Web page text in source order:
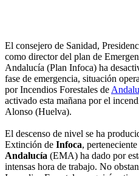
El consejero de Sanidad,
como director del plan de
Andalucía (Plan Infoca) ha
fase de emergencia, situación
por Incendios Forestales de
activado esta mañana por el
Alonso (Huelva).
El descenso de nivel se ha
Extinción de Infoca,
Andalucía (EMA) ha dado por
intensas hora de trabajo. No